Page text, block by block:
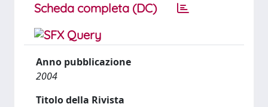
Scheda completa (DC)
Anno pubblicazione
2004
Titolo della Rivista